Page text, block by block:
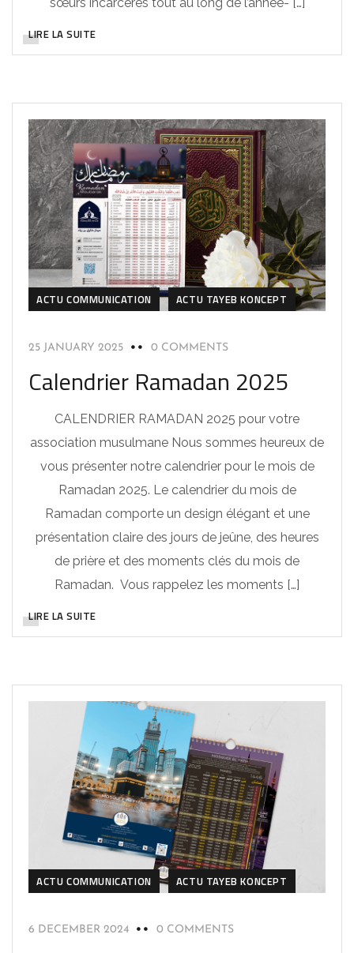
sœurs incarcérés tout au long de l’année- […]
LIRE LA SUITE
ACTU COMMUNICATION ACTU TAYEB KONCEPT
25 JANUARY 2025 0 COMMENTS
Calendrier Ramadan 2025
CALENDRIER RAMADAN 2025 pour votre
association musulmane Nous sommes heureux de
vous présenter notre calendrier pour le mois de
Ramadan 2025. Le calendrier du mois de
Ramadan comporte un design élégant et une
présentation claire des jours de jeûne, des heures
de prière et des moments clés du mois de
Ramadan. Vous rappelez les moments […]
LIRE LA SUITE
ACTU COMMUNICATION ACTU TAYEB KONCEPT
6 DECEMBER 2024 0 COMMENTS